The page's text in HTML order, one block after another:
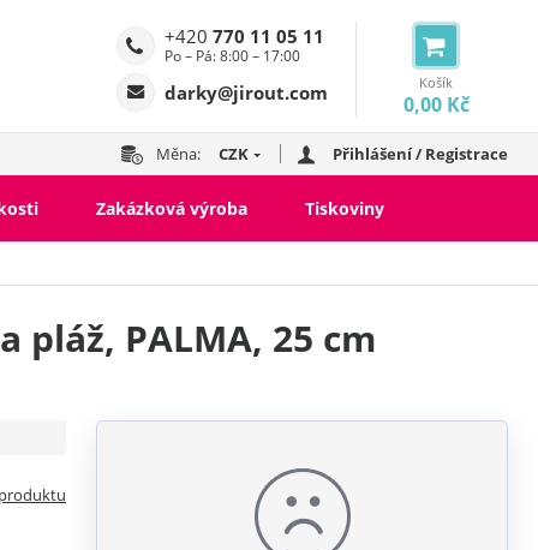
Košík
0,00 Kč
+420 770 11 05 11
Po – Pá: 8:00 – 17:00
darky@jirout.com
Měna: CZK Přihlášení / Registrace
Zakázková výroba Tiskoviny
pláž, PALMA, 25 cm